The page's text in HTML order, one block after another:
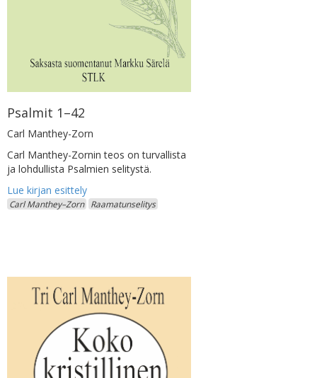
Psalmit 1–42
Carl Manthey-Zorn
Carl Manthey-Zornin teos on turvallista
ja lohdullista Psalmien selitystä.
Carl Manthey–Zorn Raamatunselitys